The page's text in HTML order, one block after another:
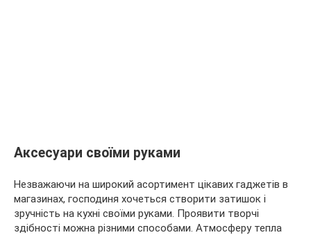
Аксесуари своїми руками
Незважаючи на широкий асортимент цікавих гаджетів в
магазинах, господиня хочеться створити затишок і
зручність на кухні своїми руками. Проявити творчі
здібності можна різними способами. Атмосферу тепла